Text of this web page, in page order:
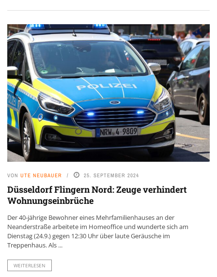
VON UTE NEUBAUER 25. SEPTEMBER 2024
Düsseldorf Flingern Nord: Zeuge verhindert
Wohnungseinbrüche
Der 40-jährige Bewohner eines Mehrfamilienhauses an der
Neanderstraße arbeitete im Homeoffice und wunderte sich am
Dienstag (24.9.) gegen 12:30 Uhr über laute Geräusche im
Treppenhaus. Als ...
WEITERLESEN